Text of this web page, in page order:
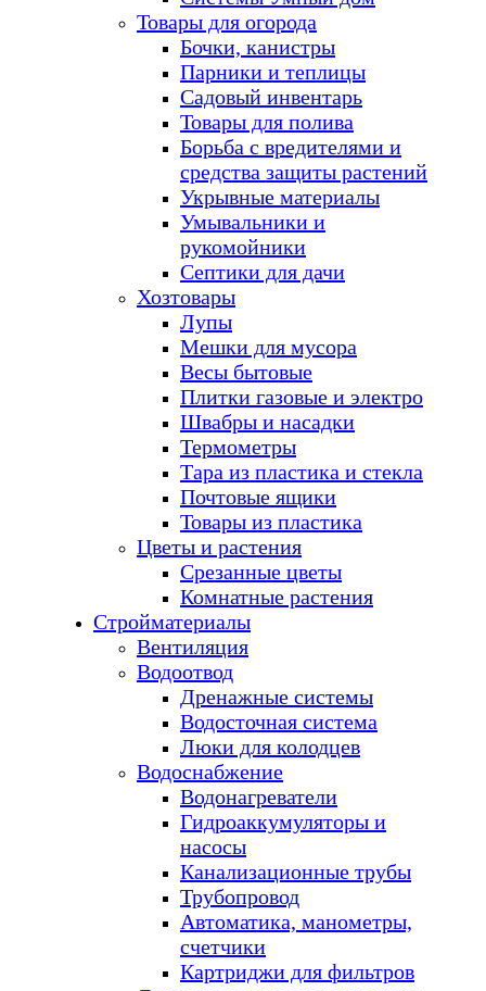
Товары для огорода
Бочки, канистры
Парники и теплицы
Садовый инвентарь
Товары для полива
Борьба с вредителями и
средства защиты растений
Укрывные материалы
Умывальники и
рукомойники
Септики для дачи
Хозтовары
Лупы
Мешки для мусора
Весы бытовые
Плитки газовые и электро
Швабры и насадки
Термометры
Тара из пластика и стекла
Почтовые ящики
Товары из пластика
Цветы и растения
Срезанные цветы
Комнатные растения
Стройматериалы
Вентиляция
Водоотвод
Дренажные системы
Водосточная система
Люки для колодцев
Водоснабжение
Водонагреватели
Гидроаккумуляторы и
насосы
Канализационные трубы
Трубопровод
Автоматика, манометры,
счетчики
Картриджи для фильтров